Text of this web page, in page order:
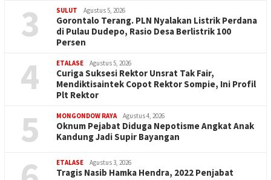
3 SULUT Agustus 5, 2026
Gorontalo Terang. PLN Nyalakan Listrik Perdana
di Pulau Dudepo, Rasio Desa Berlistrik 100
Persen
4 ETALASE Agustus 5, 2026
Curiga Suksesi Rektor Unsrat Tak Fair,
Mendiktisaintek Copot Rektor Sompie, Ini Profil
Plt Rektor
5 MONGONDOW RAYA Agustus 4, 2026
Oknum Pejabat Diduga Nepotisme Angkat Anak
Kandung Jadi Supir Bayangan
ETALASE Agustus 3, 2026
Tragis Nasib Hamka Hendra, 2022 Penjabat